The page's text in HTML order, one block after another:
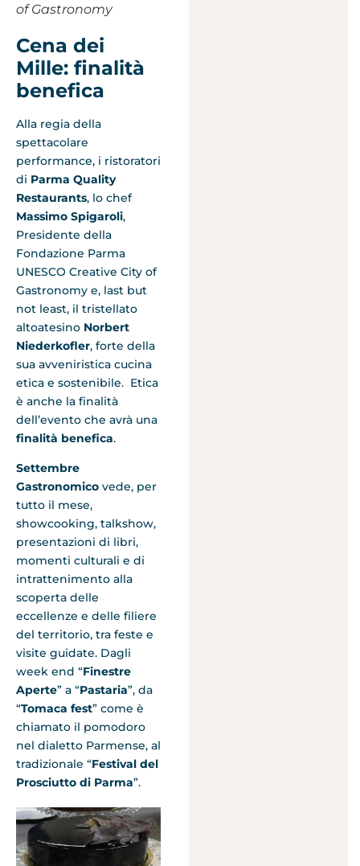
of Gastronomy
Cena dei
Mille: finalità
benefica
Alla regia della
spettacolare
performance, i ristoratori
di Parma Quality
Restaurants, lo chef
Massimo Spigaroli,
Presidente della
Fondazione Parma
UNESCO Creative City of
Gastronomy e, last but
not least, il tristellato
altoatesino Norbert
Niederkofler, forte della
sua avveniristica cucina
etica e sostenibile. Etica
è anche la finalità
dell’evento che avrà una
finalità benefica.
Settembre
Gastronomico vede, per
tutto il mese,
showcooking, talkshow,
presentazioni di libri,
momenti culturali e di
intrattenimento alla
scoperta delle
eccellenze e delle filiere
del territorio, tra feste e
visite guidate. Dagli
week end “Finestre
Aperte” a “Pastaria”, da
“Tomaca fest” come è
chiamato il pomodoro
nel dialetto Parmense, al
tradizionale “Festival del
Prosciutto di Parma”.